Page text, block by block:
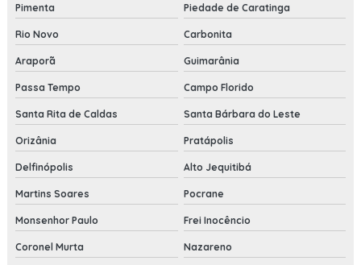
Pimenta Piedade de Caratinga
Rio Novo Carbonita
Araporã Guimarânia
Passa Tempo Campo Florido
Santa Rita de Caldas Santa Bárbara do Leste
Orizânia Pratápolis
Delfinópolis Alto Jequitibá
Martins Soares Pocrane
Monsenhor Paulo Frei Inocêncio
Coronel Murta Nazareno